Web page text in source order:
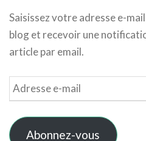
Saisissez votre adresse e-
blog et recevoir une
article par email.
Adresse
e-
mail
Abonnez-vous